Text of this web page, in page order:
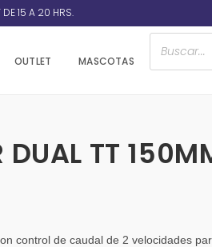
DE 15 A 20 HRS.
OUTLET MASCOTAS
DUAL TT
control de caudal de 2 velocidades